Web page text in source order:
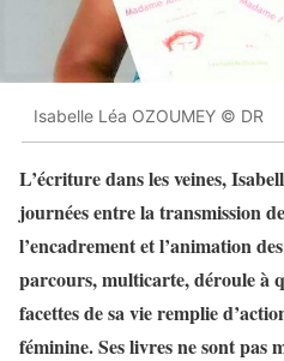
Isabelle Léa OZOUMEY © DR
L’écriture dans les veines,
journées entre la transmission
l’encadrement et l’animation
parcours, multicarte, déroule à
facettes de sa vie remplie
féminine. Ses livres ne sont pas